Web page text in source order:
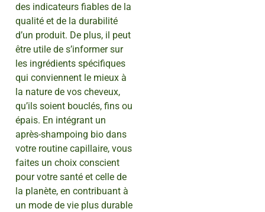
des indicateurs fiables de la
qualité et de la durabilité
d’un produit. De plus, il peut
être utile de s’informer sur
les ingrédients spécifiques
qui conviennent le mieux à
la nature de vos cheveux,
qu’ils soient bouclés, fins ou
épais. En intégrant un
après-shampoing bio dans
votre routine capillaire, vous
faites un choix conscient
pour votre santé et celle de
la planète, en contribuant à
un mode de vie plus durable